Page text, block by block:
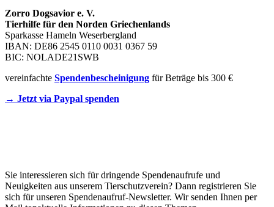
Zorro Dogsavior e. V.
Tierhilfe für den Norden Griechenlands
Sparkasse Hameln Weserbergland
IBAN: DE86 2545 0110 0031 0367 59
BIC: NOLADE21SWB
vereinfachte Spendenbescheinigung für Beträge bis 300 €
→ Jetzt via Paypal spenden
Sie interessieren sich für dringende Spendenaufrufe und
Neuigkeiten aus unserem Tierschutzverein? Dann registrieren Sie
sich für unseren Spendenaufruf-Newsletter. Wir senden Ihnen per